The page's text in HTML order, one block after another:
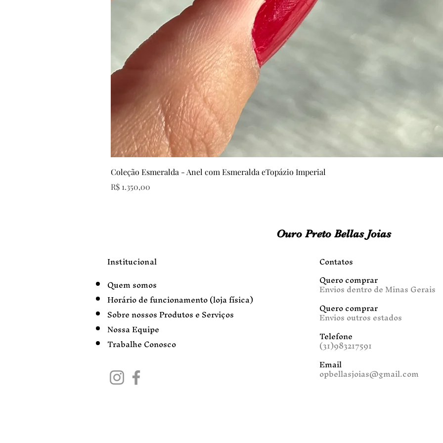
Visualização rápida
Coleção Esmeralda - Anel com Esmeralda eTopázio Imperial
Preço
R$ 1.350,00
Ouro Preto Bellas Joias
Institucional
Quem somos
Horário de funcionamento (loja física)
Sobre nossos Produtos e Serviços
Nossa Equipe
Trabalhe Conosco
Contatos
Quero comprar
Envios dentro de Minas Gerais
Quero comprar
Envios outros estados
Telefone
(31)983217591
Email
opbellasjoias@gmail.com